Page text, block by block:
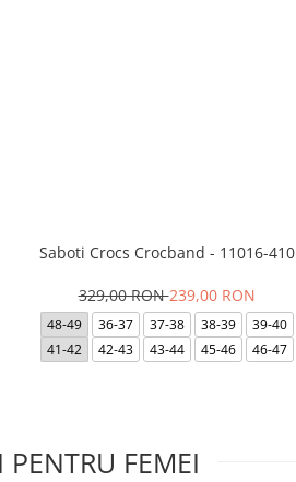
Saboti Crocs Crocband - 11016-410
329,00 RON239,00 RON
48-49 36-37 37-38 38-39
39-40
41-42
42-43 43-44 45-46 46-47
FEMEI